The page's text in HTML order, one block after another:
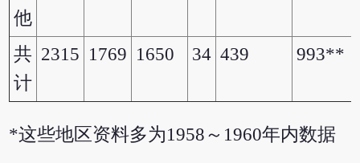
他
共
计
2315 1769 1650 34 439 993**
*这些地区资料多为1958～1960年内数据